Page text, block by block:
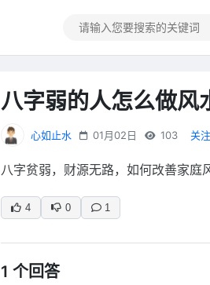
八字弱的人怎么做风
心如止水 01月02日 103 关注
八字贫弱，财源无路，如何改善家庭
4 0 1
1 个回答